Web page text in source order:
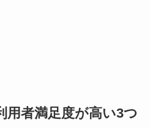
者満足度が高い3つ